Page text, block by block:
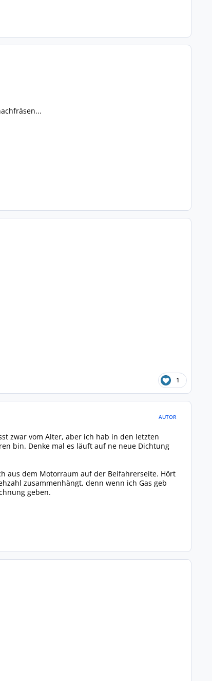
1
AUTOR
zwar vom Alter, aber ich hab in den letzten
bin. Denke mal es läuft auf ne neue Dichtung
aus dem Motorraum auf der Beifahrerseite. Hört
zusammenhängt, denn wenn ich Gas geb
geben.